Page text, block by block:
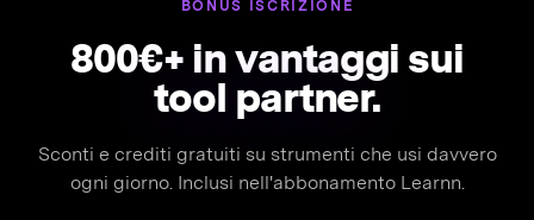
BONUS ISCRIZIONE
800€+ in vantaggi sui
tool partner.
Sconti e crediti gratuiti su strumenti che usi davvero
ogni giorno. Inclusi nell'abbonamento Learnn.